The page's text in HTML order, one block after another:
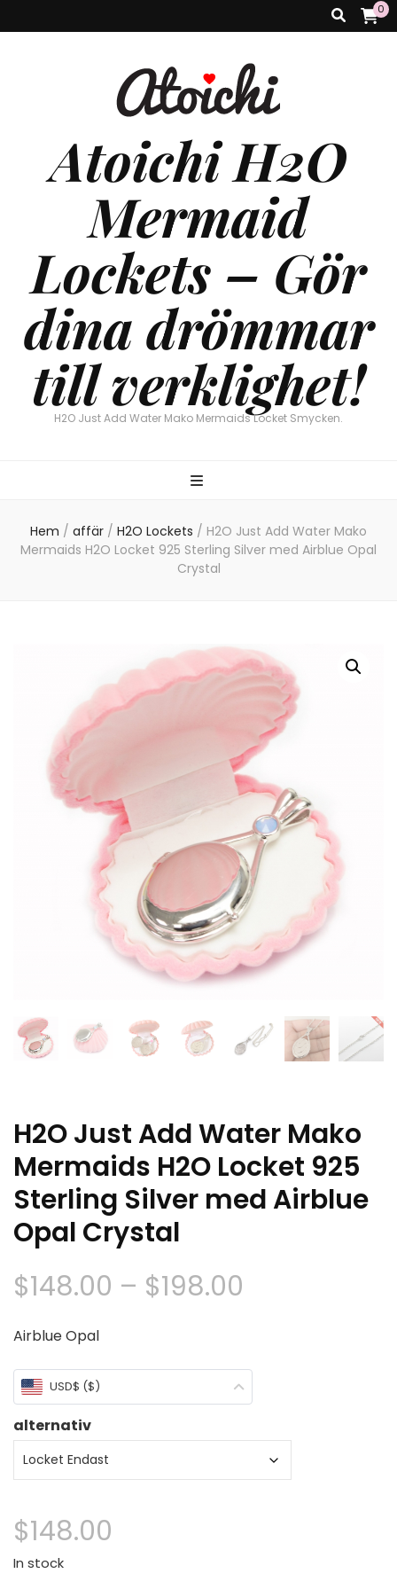
0
Atoichi H2O
Mermaid
Lockets – Gör
dina drömmar
till verklighet!
H2O Just Add Water Mako Mermaids Locket Smycken.
Hem / affär / H2O Lockets / H2O Just Add Water Mako
Mermaids H2O Locket 925 Sterling Silver med Airblue Opal
Crystal
H2O Just Add Water Mako
Mermaids H2O Locket 925
Sterling Silver med Airblue
Opal Crystal
$148.00 – $198.00
genom
$198.00
Airblue Opal
USD$ ($)
alternativ
$148.00
In stock